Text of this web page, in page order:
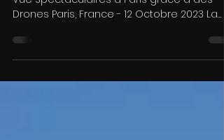
série Lupin saison 3
Tournage de la Série Lupin avec Prises de
Drones Paris, France - 12 Octobre 2023 La
Ville Lumière...